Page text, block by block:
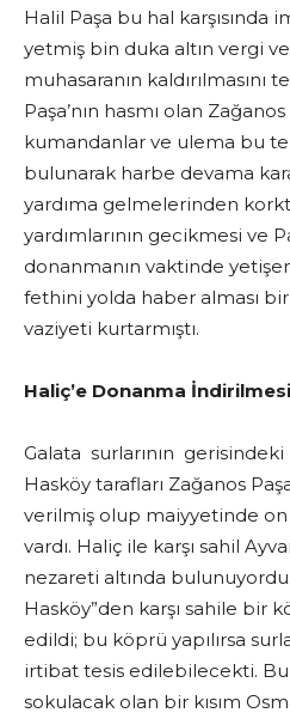
Halil Paşa bu hal karşısında
yetmiş bin duka altın vergi
muhasaranın kaldırılmasını
Paşa’nın hasmı olan
kumandanlar ve ulema bu
bulunarak harbe devama
yardıma gelmelerinden
yardımlarının gecikmesi ve
donanmanın vaktinde
fethini yolda haber alması
vaziyeti kurtarmıştı.
Haliç’e Donanma İndirilmesi
Galata surlarının
Hasköy tarafları Zağanos
verilmiş olup maiyyetinde
vardı. Haliç ile karşı sahil
nezareti altında
Hasköy”den karşı sahile bir
edildi; bu köprü yapılırsa
irtibat tesis edilebilecekti.
sokulacak olan bir kısım